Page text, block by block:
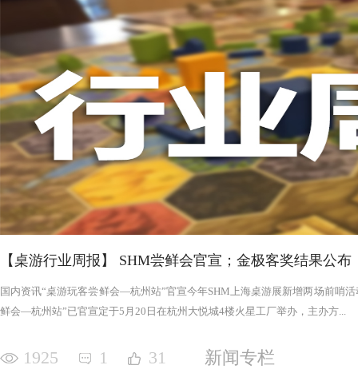
否进入罪恶的回合，鉴于次数有限以及是在英雄之后，这对
雄在场上存活的时间推移，英雄会变得更强，为了不断重创
日记录表，末日记录表上的数字越大，罪恶将会变得愈加难
竭尽全力后，仍要凭着压倒性的力量夷平土地。 与罪恶相对应的，是英雄阵营。每一次游戏，会在众
多英雄中（基础是七个，扩展中还有二十个左右）选择七个
的能力，也各有侧重，这一点的设计使游戏可玩度更高。然
的危机，英雄的每次行动都需要深思熟虑，与队友的配合显
英雄更是需要不断搜寻装备武装自己，然而每一轮的装备数
英雄为了目标浴血奋战，然而行动有限，资源有限，英雄们
战、面对压力的人来说，英雄的阵营将让你沉浸于此。，而
我体验的六局里，只扮演了一次罪恶，大多数作为英雄时，
游戏，不仅仅是挑战，而是它本身加入的运气因素和策略程
实现的艰巨挑战。大家有机会确实值得尝试！
【桌游行业周报】 SHM尝鲜会官宣；金极客奖结果公布
国内资讯“桌游玩客尝鲜会—杭州站”官宣今年SHM上海桌游展新增两场前哨
鲜会—杭州站”已官宣定于5月20日在杭州大悦城4楼火星工厂举办，主办方...
1925 1 31 新闻专栏